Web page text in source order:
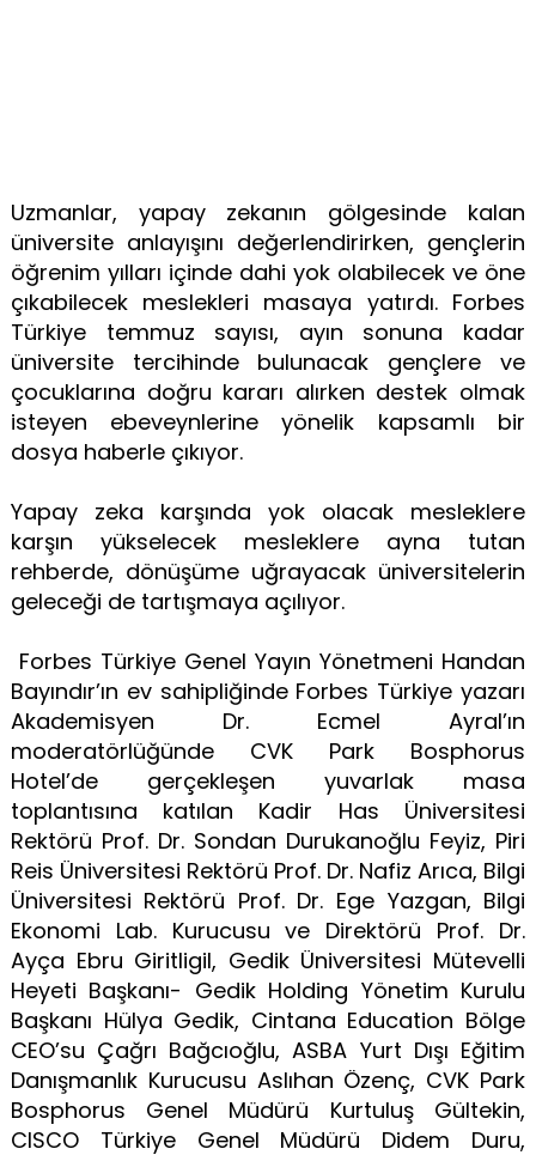
Uzmanlar, yapay zekanın gölgesinde kalan
üniversite anlayışını değerlendirirken, gençlerin
öğrenim yılları içinde dahi yok olabilecek ve öne
çıkabilecek meslekleri masaya yatırdı. Forbes
Türkiye temmuz sayısı, ayın sonuna kadar
üniversite tercihinde bulunacak gençlere ve
çocuklarına doğru kararı alırken destek olmak
isteyen ebeveynlerine yönelik kapsamlı bir
dosya haberle çıkıyor.
Yapay zeka karşında yok olacak mesleklere
karşın yükselecek mesleklere ayna tutan
rehberde, dönüşüme uğrayacak üniversitelerin
geleceği de tartışmaya açılıyor.
Forbes Türkiye Genel Yayın Yönetmeni Handan
Bayındır’ın ev sahipliğinde Forbes Türkiye yazarı
Akademisyen Dr. Ecmel Ayral’ın
moderatörlüğünde CVK Park Bosphorus
Hotel’de gerçekleşen yuvarlak masa
toplantısına katılan Kadir Has Üniversitesi
Rektörü Prof. Dr. Sondan Durukanoğlu Feyiz, Piri
Reis Üniversitesi Rektörü Prof. Dr. Nafiz Arıca, Bilgi
Üniversitesi Rektörü Prof. Dr. Ege Yazgan, Bilgi
Ekonomi Lab. Kurucusu ve Direktörü Prof. Dr.
Ayça Ebru Giritligil, Gedik Üniversitesi Mütevelli
Heyeti Başkanı- Gedik Holding Yönetim Kurulu
Başkanı Hülya Gedik, Cintana Education Bölge
CEO’su Çağrı Bağcıoğlu, ASBA Yurt Dışı Eğitim
Danışmanlık Kurucusu Aslıhan Özenç, CVK Park
Bosphorus Genel Müdürü Kurtuluş Gültekin,
CISCO Türkiye Genel Müdürü Didem Duru,